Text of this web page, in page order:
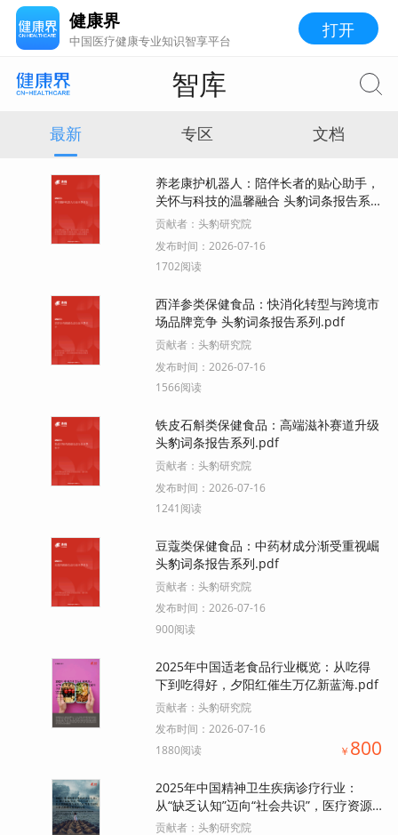
健康界
中国医疗健康专业知识智享平台
打开
智库
最新 专区 文档
养老康护机器人：陪伴长者的贴心助手，
关怀与科技的温馨融合 头豹词条报告系
列.pdf
贡献者： 头豹研究院
发布时间： 2026-07-16
1702阅读
西洋参类保健食品：快消化转型与跨境市
场品牌竞争 头豹词条报告系列.pdf
贡献者： 头豹研究院
发布时间： 2026-07-16
1566阅读
铁皮石斛类保健食品：高端滋补赛道升级
头豹词条报告系列.pdf
贡献者： 头豹研究院
发布时间： 2026-07-16
1241阅读
豆蔻类保健食品：中药材成分渐受重视崛
头豹词条报告系列.pdf
贡献者： 头豹研究院
发布时间： 2026-07-16
900阅读
2025年中国适老食品行业概览：从吃得
下到吃得好，夕阳红催生万亿新蓝海.pdf
贡献者： 头豹研究院
发布时间： 2026-07-16
1880阅读
￥ 800
2025年中国精神卫生疾病诊疗行业：
从“缺乏认知”迈向“社会共识”，医疗资源
配置的充足与均等化发展逐步抹去精神卫
贡献者： 头豹研究院